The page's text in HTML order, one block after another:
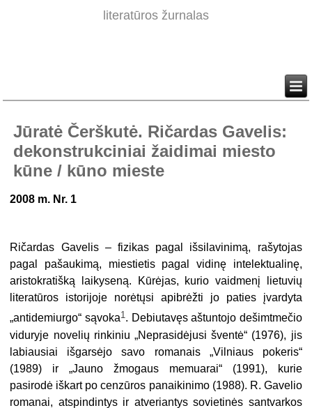
literatūros žurnalas
Jūratė Čerškutė. Ričardas Gavelis:
dekonstrukciniai žaidimai miesto
kūne / kūno mieste
2008 m. Nr. 1
Ričardas Gavelis – fizikas pagal išsilavinimą, rašytojas
pagal pašaukimą, miestietis pagal vidinę intelektualinę,
aristokratišką laikyseną. Kūrėjas, kurio vaidmenį lietuvių
literatūros istorijoje norėtųsi apibrėžti jo paties įvardyta
„antidemiurgo“ sąvoka1. Debiutavęs aštuntojo dešimtmečio
viduryje novelių rinkiniu „Neprasidėjusi šventė“ (1976), jis
labiausiai išgarsėjo savo romanais „Vilniaus pokeris“
(1989) ir „Jauno žmogaus memuarai“ (1991), kurie
pasirodė iškart po cenzūros panaikinimo (1988). R. Gavelio
romanai, atspindintys ir atveriantys sovietinės santvarkos